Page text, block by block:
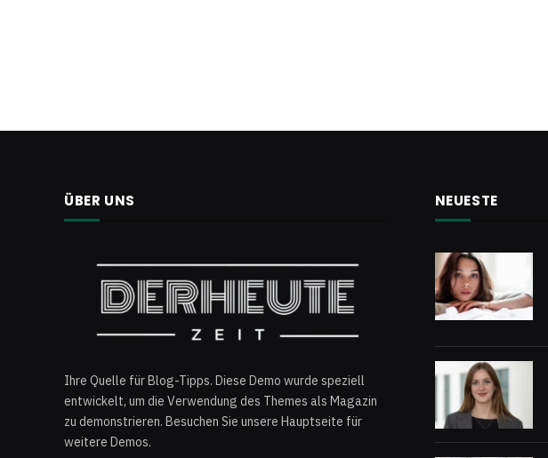
ÜBER UNS
Ihre Quelle für Blog-Tipps. Diese Demo wurde speziell
entwickelt, um die Verwendung des Themes als Magazin
zu demonstrieren. Besuchen Sie unsere Hauptseite für
weitere Demos.
NEUESTE